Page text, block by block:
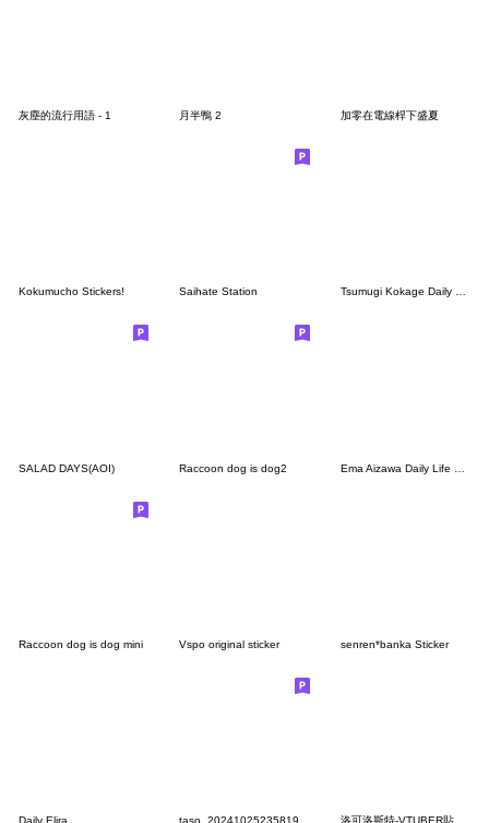
灰塵的流行用語 - 1 月半鴨 2 加零在電線桿下盛夏
Kokumucho Stickers! Saihate Station Tsumugi Kokage Daily Life Stickers.
SALAD DAYS(AOI) Raccoon dog is dog2
Raccoon dog is dog mini Vspo original sticker senren*banka Sticker
Daily Elira taso_20241025235819 洛可洛斯特-VTUBER貼圖04